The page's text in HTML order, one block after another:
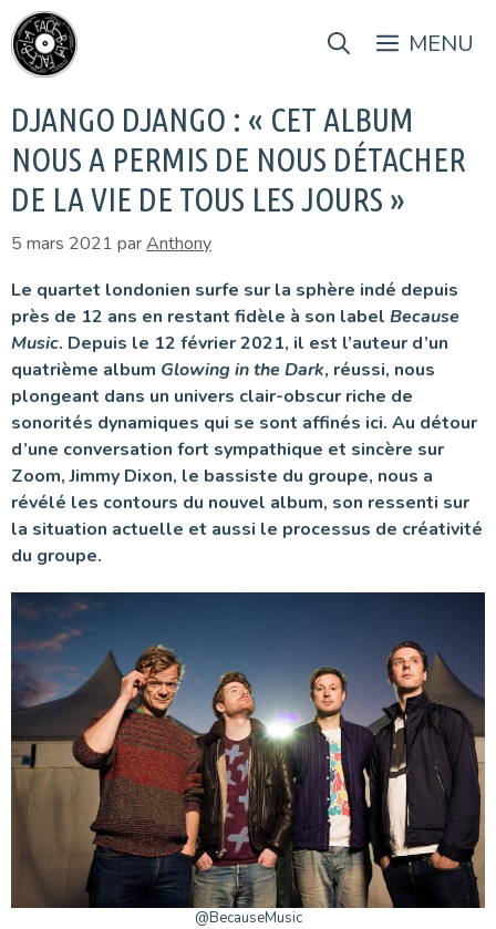
Aller
au
contenu
MENU
DJANGO DJANGO : « CET ALBUM
NOUS A PERMIS DE NOUS DÉTACHER
DE LA VIE DE TOUS LES JOURS »
5 mars 2021 parAnthony
Le quartet londonien surfe sur la sphère indé depuis
près de 12 ans en restant fidèle à son label Because
Music. Depuis le 12 février 2021, il est l’auteur d’un
quatrième album Glowing in the Dark, réussi, nous
plongeant dans un univers clair-obscur riche de
sonorités dynamiques qui se sont affinés ici. Au détour
d’une conversation fort sympathique et sincère sur
Zoom, Jimmy Dixon, le bassiste du groupe, nous a
révélé les contours du nouvel album, son ressenti sur
la situation actuelle et aussi le processus de créativité
du groupe.
@BecauseMusic